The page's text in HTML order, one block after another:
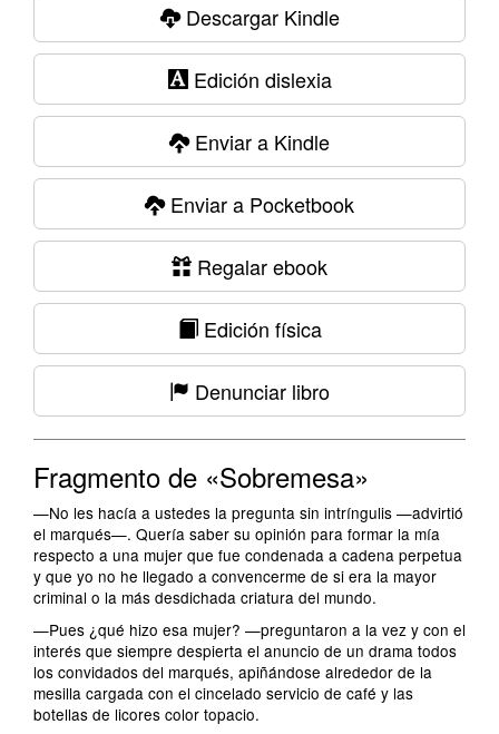
Descargar Kindle
Edición dislexia
Enviar a Kindle
Enviar a Pocketbook
Regalar ebook
Edición física
Denunciar libro
Fragmento de «Sobremesa»
—No les hacía a ustedes la pregunta sin intríngulis —advirtió
el marqués—. Quería saber su opinión para formar la mía
respecto a una mujer que fue condenada a cadena perpetua
y que yo no he llegado a convencerme de si era la mayor
criminal o la más desdichada criatura del mundo.
—Pues ¿qué hizo esa mujer? —preguntaron a la vez y con el
interés que siempre despierta el anuncio de un drama todos
los convidados del marqués, apiñándose alrededor de la
mesilla cargada con el cincelado servicio de café y las
botellas de licores color topacio.